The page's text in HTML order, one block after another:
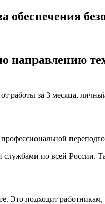
направлению
работы за 3 месяца,
по всей России.
подходит работникам,